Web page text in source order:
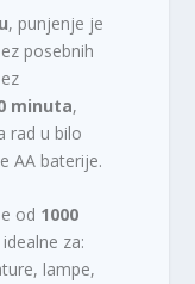
, punjenje je
posebnih
minuta,
rad u bilo
AA baterije.
od 1000
za:
lampe,